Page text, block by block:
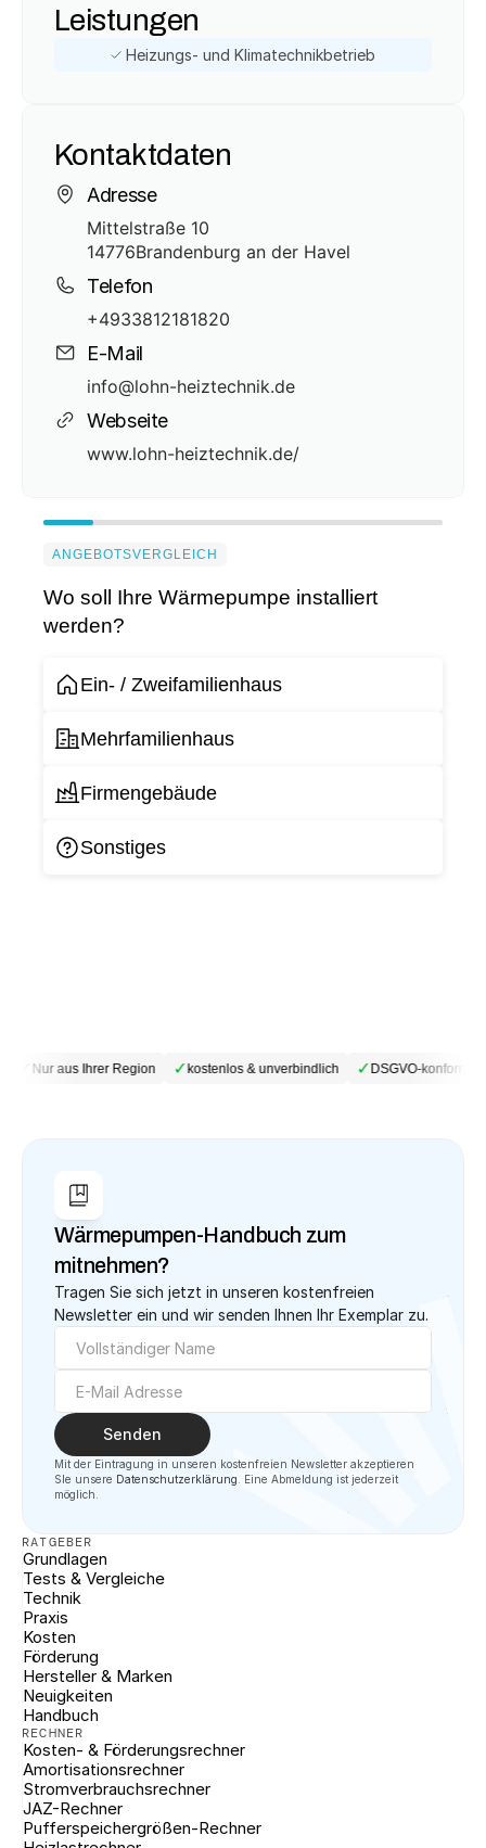
Leistungen
Heizungs- und Klimatechnikbetrieb
Kontaktdaten
Adresse
Mittelstraße 10
14776Brandenburg an der Havel
Telefon
+4933812181820
E-Mail
info@lohn-heiztechnik.de
Webseite
www.lohn-heiztechnik.de/
ANGEBOTSVERGLEICH
Wo soll Ihre Wärmepumpe installiert
werden?
Ein- / Zweifamilienhaus
Mehrfamilienhaus
Firmengebäude
Sonstiges
Nur aus Ihrer Region ✓kostenlos & unverbindlich ✓DSGVO-konform
Wärmepumpen-Handbuch zum
mitnehmen?
Tragen Sie sich jetzt in unseren kostenfreien
Newsletter ein und wir senden Ihnen Ihr Exemplar zu.
Senden
Mit der Eintragung in unseren kostenfreien Newsletter akzeptieren
SIe unsere Datenschutzerklärung . Eine Abmeldung ist jederzeit
möglich.
RATGEBER
Grundlagen
Tests & Vergleiche
Technik
Praxis
Kosten
Förderung
Hersteller & Marken
Neuigkeiten
Handbuch
RECHNER
Kosten- & Förderungsrechner
Amortisationsrechner
Stromverbrauchsrechner
JAZ-Rechner
Pufferspeichergrößen-Rechner